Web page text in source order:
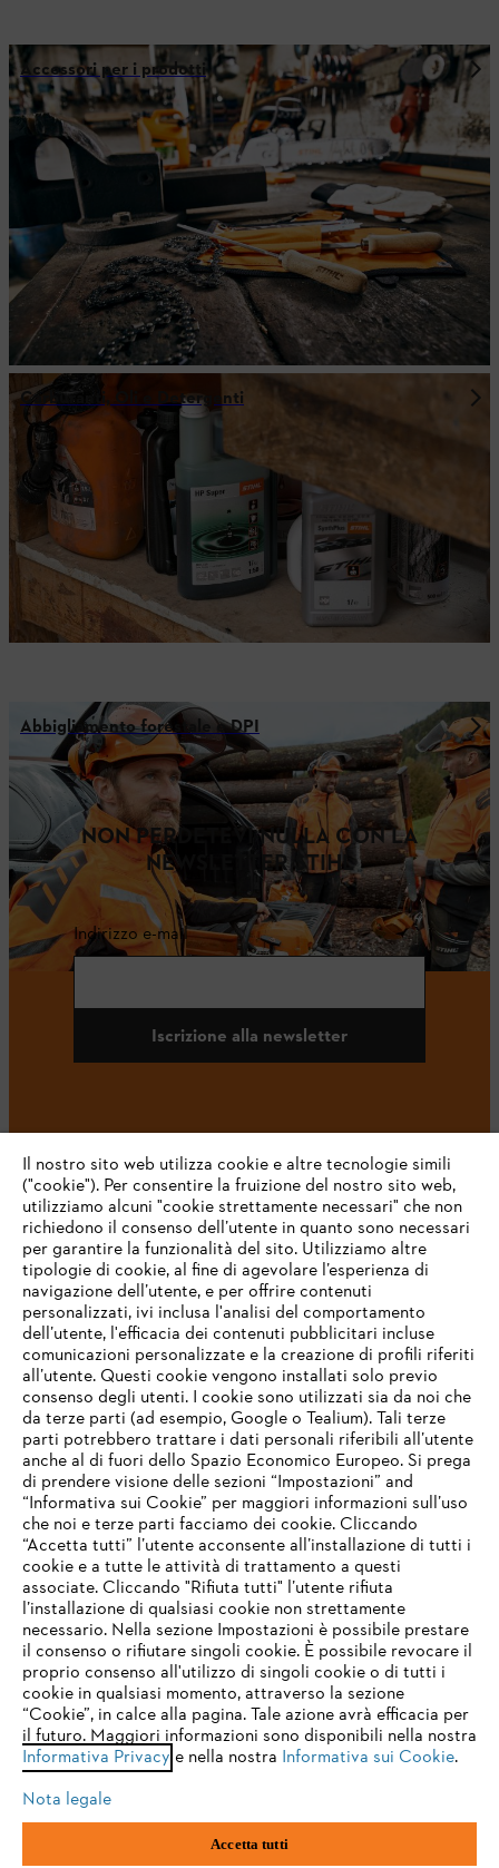
Accessori per i prodotti
Carburanti, Oli e Detergenti
Abbigliamento forestale e DPI
NON PERDETEVI NULLA CON LA
NEWSLETTER STIHL
Indirizzo e-mail
Iscrizione alla newsletter
#STIHL
L’azienda
STIHL FAQ
Service
Termini e condizioni generali Privacy policy
Note legali Cookies Informazioni legali
Andreas STIHL S.p.A. - Viale delle Industrie, 15
20040 Cambiago (MI)
Email:info@stihl.it
Numero di partita IVA: 09883420151.
IHR BROWSER WIRD NICHT
UNTERSTÜTZT
Sie nutzen einen Browser, den wir noch nicht unterstützen. Für
eine optimale Nutzung unserer Seite empfehlen wir Ihnen, zu
einem der folgenden Browser zu wechseln:
firefox chrome
safari edge
Il nostro sito web utilizza cookie e altre tecnologie simili
("cookie"). Per consentire la fruizione del nostro sito web,
utilizziamo alcuni "cookie strettamente necessari" che non
richiedono il consenso dell’utente in quanto sono necessari
per garantire la funzionalità del sito. Utilizziamo altre
tipologie di cookie, al fine di agevolare l’esperienza di
navigazione dell’utente, e per offrire contenuti
personalizzati, ivi inclusa l'analisi del comportamento
dell’utente, l'efficacia dei contenuti pubblicitari incluse
comunicazioni personalizzate e la creazione di profili riferiti
all’utente. Questi cookie vengono installati solo previo
consenso degli utenti. I cookie sono utilizzati sia da noi che
da terze parti (ad esempio, Google o Tealium). Tali terze
parti potrebbero trattare i dati personali riferibili all’utente
anche al di fuori dello Spazio Economico Europeo. Si prega
di prendere visione delle sezioni “Impostazioni” and
“Informativa sui Cookie” per maggiori informazioni sull’uso
che noi e terze parti facciamo dei cookie. Cliccando
“Accetta tutti” l’utente acconsente all’installazione di tutti i
cookie e a tutte le attività di trattamento a questi
associate. Cliccando "Rifiuta tutti" l’utente rifiuta
l’installazione di qualsiasi cookie non strettamente
necessario. Nella sezione Impostazioni è possibile prestare
il consenso o rifiutare singoli cookie. È possibile revocare il
proprio consenso all'utilizzo di singoli cookie o di tutti i
cookie in qualsiasi momento, attraverso la sezione
“Cookie”, in calce alla pagina. Tale azione avrà efficacia per
il futuro. Maggiori informazioni sono disponibili nella nostra
Informativa Privacy e nella nostra Informativa sui Cookie.
Nota legale
Accetta tutti